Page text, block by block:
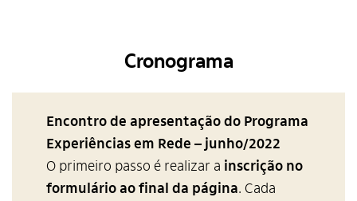
Cronograma
Encontro de apresentação do Programa
Experiências em Rede – junho/2022
O primeiro passo é realizar a inscrição no
formulário ao final da página. Cada